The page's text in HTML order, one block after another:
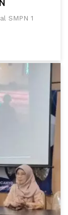
SMPN 1